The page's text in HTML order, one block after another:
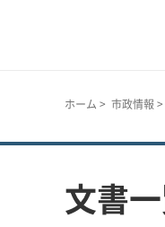
ホーム > 市政情報 >
文書